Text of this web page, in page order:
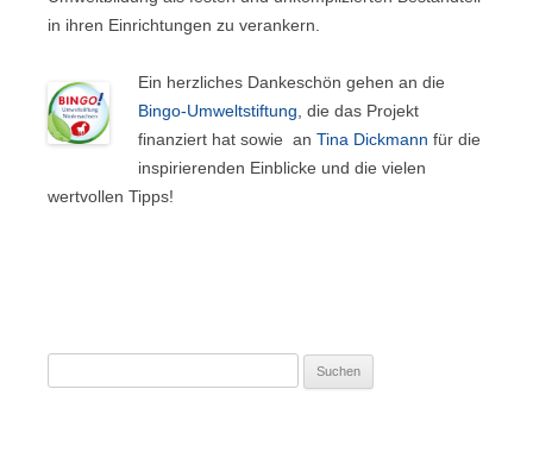
in ihren Einrichtungen zu verankern.
Ein herzliches Dankeschön gehen an die
Bingo-Umweltstiftung, die das Projekt
finanziert hat sowie an Tina Dickmann für die
inspirierenden Einblicke und die vielen
wertvollen Tipps!